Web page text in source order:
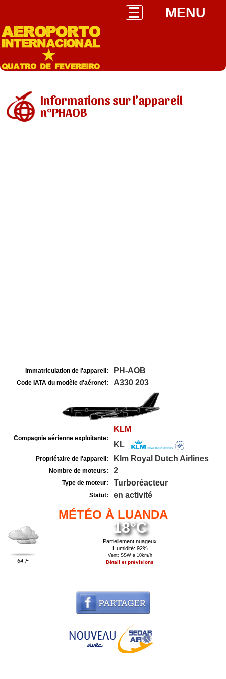
MENU
Informations sur l'appareil
n°PHAOB
Immatriculation de l'appareil: PH-AOB
Code IATA du modèle d'aéronef: A330 203
Compagnie aérienne exploitante:
KLM
KL
Propriétaire de l'appareil: Klm Royal Dutch Airlines
Nombre de moteurs: 2
Type de moteur: Turboréacteur
Statut: en activité
MÉTÉO À LUANDA
64°F
18°C
Partiellement nuageux
Humidité: 92%
Vent: SSW à 10km/h
Détail et prévisions